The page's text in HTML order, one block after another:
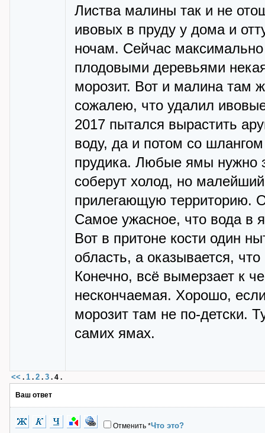
Листва малины так и не
ивовых в пруду у дома и
ночам. Сейчас
плодовыми деревьями
морозит. Вот и малина там
сожалею, что удалил
2017 пытался вырастить
воду, да и потом со
прудика. Любые ямы нужно
соберут холод, но
прилегающую территорию.
Самое ужасное, что вода в
Вот в притоне кости один
область, а оказывается,
Конечно, всё вымерзает к
нескончаемая. Хорошо,
морозит там не по-детски.
самих ямах.
<< . 1 . 2 . 3 . 4 .
Ваш ответ
Отменить *Что это?